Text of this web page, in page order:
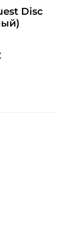
Disc